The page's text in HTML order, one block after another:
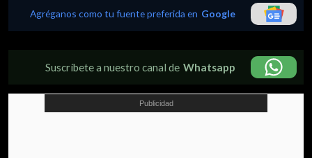
Agréganos como tu fuente preferida en Google
Suscríbete a nuestro canal de Whatsapp